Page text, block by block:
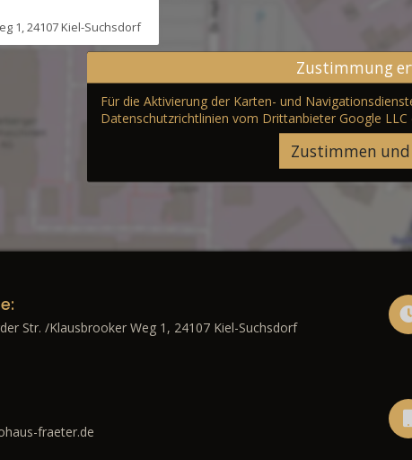
1, 24107 Kiel-Suchsdorf
Zustimmung
Für die Aktivierung der Karten- und
Datenschutzrichtlinien vom Drittanbieter Google LLC
Zustimmen
Str. /Klausbrooker Weg 1, 24107 Kiel-Suchsdorf
fraeter.de